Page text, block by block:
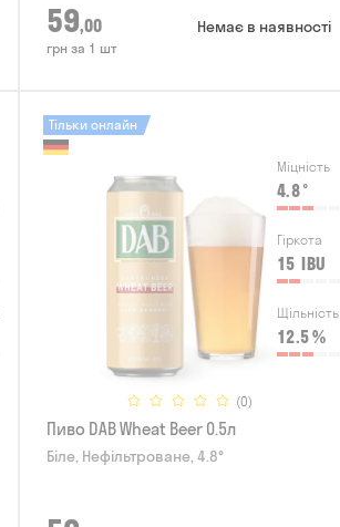
59,00
грн за 1 шт
Немає в наявності
Міцність
4.8°
Гіркота
15 IBU
Щільність
12.5%
(0)
Тільки онлайн
Пиво DAB Wheat Beer 0.5л
Біле, Нефільтроване, 4.8°